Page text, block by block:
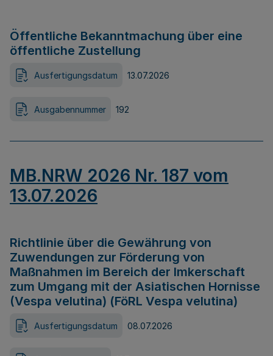
Öffentliche Bekanntmachung über eine
öffentliche Zustellung
Ausfertigungsdatum 13.07.2026
Ausgabennummer 192
MB.NRW 2026 Nr. 187 vom
13.07.2026
Richtlinie über die Gewährung von
Zuwendungen zur Förderung von
Maßnahmen im Bereich der Imkerschaft
zum Umgang mit der Asiatischen Hornisse
(Vespa velutina) (FöRL Vespa velutina)
Ausfertigungsdatum 08.07.2026